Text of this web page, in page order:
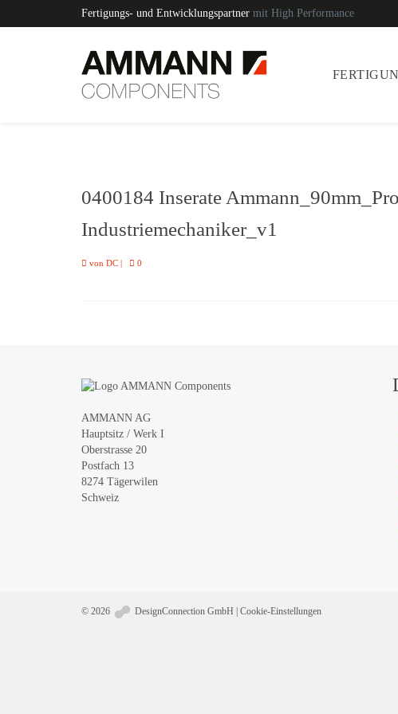
Fertigungs- und Entwicklungspartner mit High Performance
0400184 Inserate
Industriemechaniker_v1
von DC | 0
AMMANN AG
Hauptsitz / Werk I
Oberstrasse 20
Postfach 13
8274 Tägerwilen
Schweiz
© 2026 DesignConnection GmbH Cookie-Einstellungen